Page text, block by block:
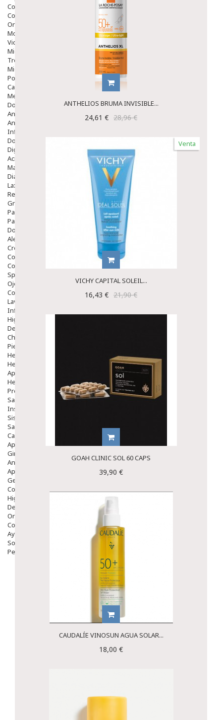
Colirios
Complementos Alimentarios.
Ortopedia - Accesorios
Movilidad
Vida Diaria
Miembro Superior
Tronco
Miembro Inferior
Podología
Calzado
Medicamentos
Dolor E Inflamación
Analgésicos
Anestésicos
Inflamación Articulaciones
Dolor Muscular / Articular
Digestivo
Acidez, Gases Y Ardores
Mala Digestion
Diarrea / Estreñimiento / Vómitos
Laxantes
Resfriados
Gripe Y Resfriados
Para La Tos
Para Descongestionar La Nariz
Dolor De Garganta
Alergias Y Picaduras
Cremas
Comprimidos
Colirios
Sprays
Ojos Y Oidos
Congestión
Lavado Ojos
Inflamación Del Oido (otitis)
Higiene Oido
Deshabituación Tabaquismo
Chicles
Piel
Herpes Y Hongos
Heridas Y úlceras
Aparato Genital
Hemorroides
Protectores Y Emolientes
Salud
Insomnio
Sistema Nervioso
Salud Bucodental
Capilar
Apósitos
Ginecología
Anticonceptivos
Aparato Genital
Gente Mayor
Cosmética
Higiene
Dentales
Ortopedia
Complementos Nutricionales.
Ayudas
Solares
Pedido express
ANTHELIOS BRUMA INVISIBLE...
24,61 € 28,96 €
Venta
VICHY CAPITAL SOLEIL...
16,43 € 21,90 €
GOAH CLINIC SOL 60 CAPS
39,90 €
CAUDALÍE VINOSUN AGUA SOLAR...
18,00 €